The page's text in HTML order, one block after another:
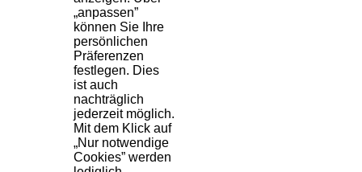
„anpassen”
können Sie Ihre
persönlichen
Präferenzen
festlegen. Dies
ist auch
nachträglich
jederzeit möglich.
Mit dem Klick auf
„Nur notwendige
Cookies” werden